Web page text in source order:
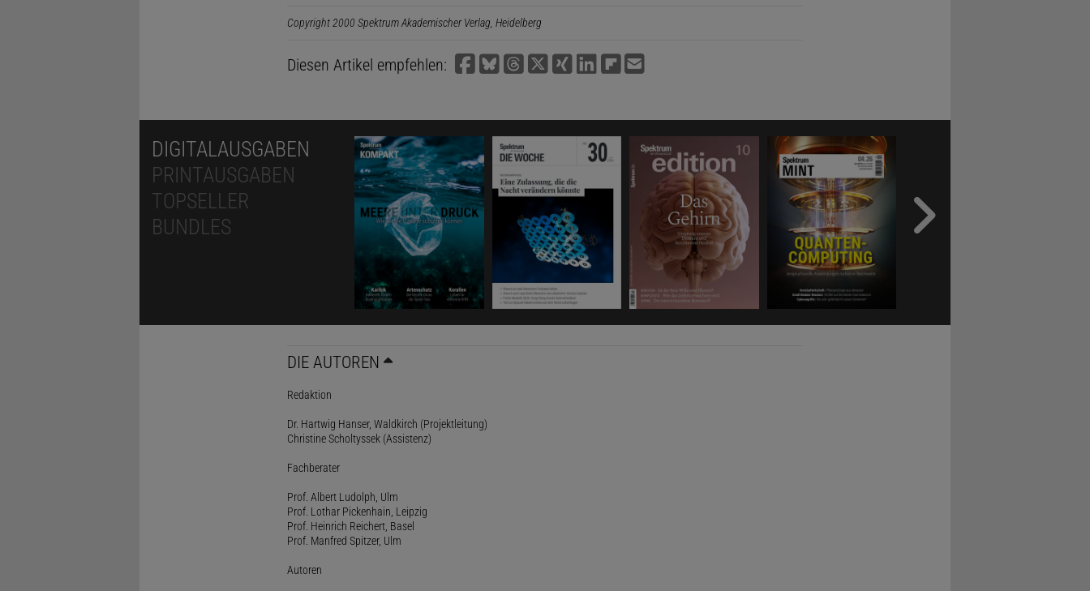
Copyright 2000 Spektrum Akademischer Verlag, Heidelberg
Diesen Artikel empfehlen:
DIGITALAUSGABEN
PRINTAUSGABEN
TOPSELLER
BUNDLES
DIE AUTOREN
Redaktion
Dr. Hartwig Hanser, Waldkirch (Projektleitung)
Christine Scholtyssek (Assistenz)
Fachberater
Prof. Albert Ludolph, Ulm
Prof. Lothar Pickenhain, Leipzig
Prof. Heinrich Reichert, Basel
Prof. Manfred Spitzer, Ulm
Autoren